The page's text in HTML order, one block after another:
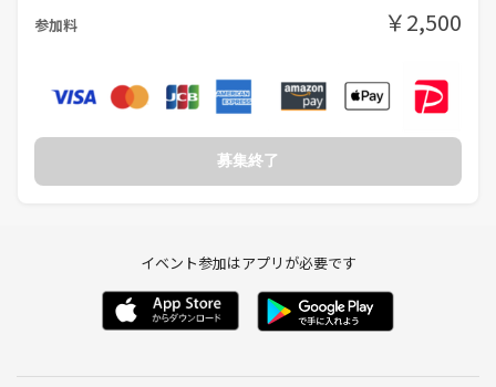
参加料 ￥2,500
募集終了
イベント参加はアプリが必要です